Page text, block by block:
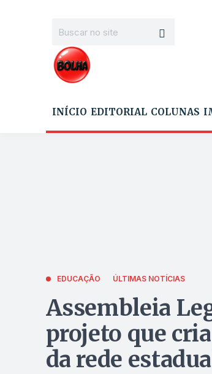
INÍCIO EDITORIAL COLUNAS
EDUCAÇÃO ÚLTIMAS NOTÍCIAS
Assembleia
projeto que
da rede